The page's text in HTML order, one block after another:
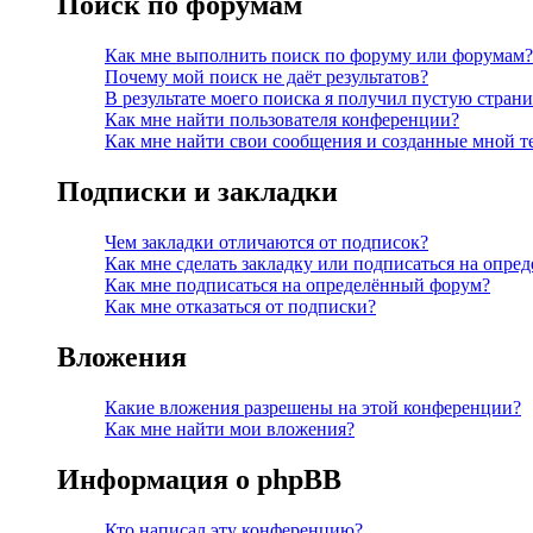
Как мне выполнить поиск по форуму или форумам?
Почему мой поиск не даёт результатов?
В результате моего поиска я получил пустую
Как мне найти пользователя конференции?
Как мне найти свои сообщения и созданные мной
Подписки и закладки
Чем закладки отличаются от подписок?
Как мне сделать закладку или подписаться на
Как мне подписаться на определённый форум?
Как мне отказаться от подписки?
Вложения
Какие вложения разрешены на этой конференции?
Как мне найти мои вложения?
Информация о phpBB